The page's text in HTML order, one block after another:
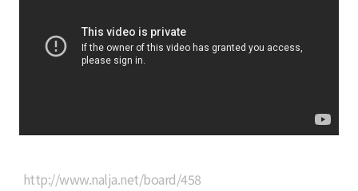
http://www.nalja.net/board/458